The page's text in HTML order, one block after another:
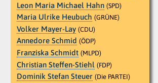
Leon Maria Michael Hahn (SPD)
Maria Ulrike Heubuch (GRÜNE)
Volker Mayer-Lay (CDU)
Annedore Schmid (ÖDP)
Franziska Schmidt (MLPD)
Christian Steffen-Stiehl (FDP)
Dominik Stefan Steuer (Die PARTEI)